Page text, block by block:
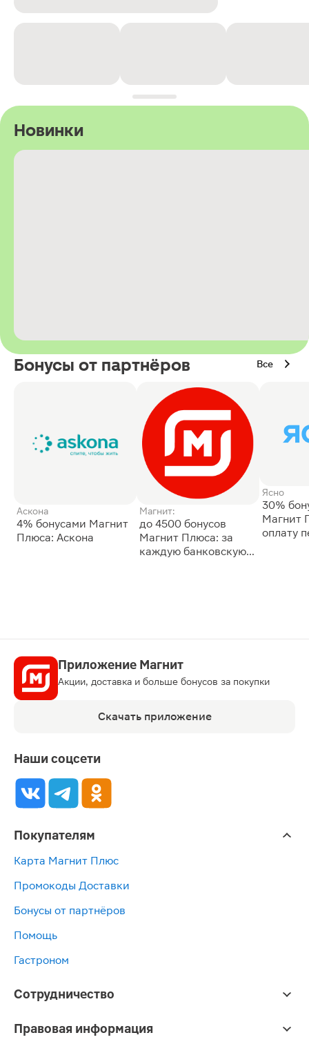
Новинки
Бонусы от партнёров Все
Аскона
4% бонусами Магнит
Плюса: Аскона
Магнит:
до 4500 бонусов
Магнит Плюса: за
каждую банковскую
Ясно
30%
Магнит
оплату
Приложение Магнит
Акции, доставка и больше бонусов за покупки
Скачать приложение
Наши соцсети
Покупателям
Карта Магнит Плюс
Промокоды Доставки
Бонусы от партнёров
Помощь
Гастроном
Сотрудничество
Правовая информация